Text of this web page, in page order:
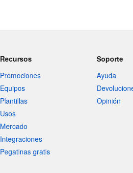
Recursos
Promociones
Equipos
Plantillas
Usos
Mercado
Integraciones
Pegatinas gratis
Soporte
Ayuda
Opinión